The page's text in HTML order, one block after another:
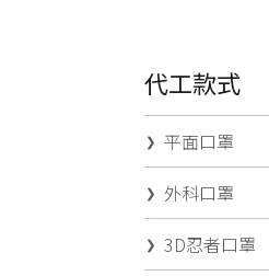
代工款式
平面口罩
外科口罩
3D忍者口罩